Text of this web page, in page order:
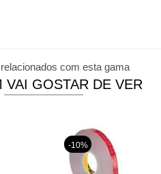
com esta gama
VAI GOSTAR DE VER
-10%